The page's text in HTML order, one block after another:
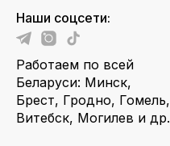
Наши соцсети:
Работаем по всей
Беларуси: Минск,
Брест, Гродно, Гомель,
Витебск, Могилев и др.